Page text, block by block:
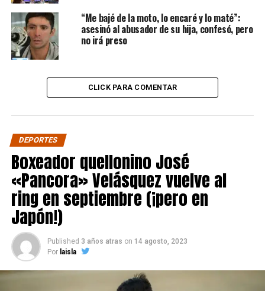
“Me bajé de la moto, lo encaré y lo maté”:
asesinó al abusador de su hija, confesó, pero
no irá preso
CLICK PARA COMENTAR
DEPORTES
Boxeador quellonino José
«Pancora» Velásquez vuelve al
ring en septiembre (¡pero en
Japón!)
Published 3 años atras on 14 agosto, 2023
Por laisla